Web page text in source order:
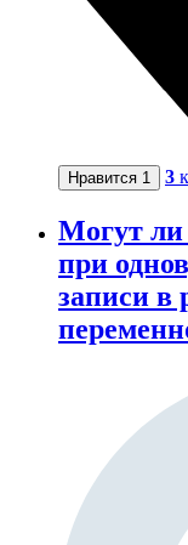
Нравится 1 3
Могут ли
при
записи в